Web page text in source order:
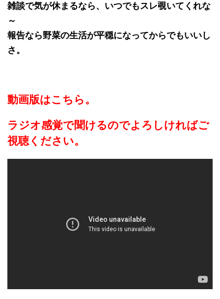
雑談で気が休まるなら、いつでもスレ覗いてくれな
～
報告なら野菜の生活が平穏になってからでもいいし
さ。
動画版はこちら。
ラジオ感覚で聞けるのでよろしければご
視聴ください。